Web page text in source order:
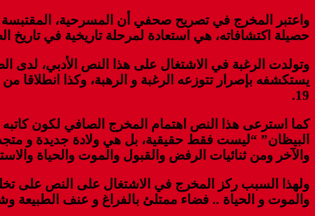
واعتبر المخرج في تصريح صحفي أن المسرحية،
حصيلة اكتشافاته، هي استعادة لمرحلة تاريخية في
وتولدت الرغبة في الاشتغال على هذا النص الأدبي،
يستكشفه بإصرار تتوزعه الرغبة و الرهبة، وكذا انطلاقا
19.
كما استرعى هذا النص اهتمام المخرج الصافي لكون
البيظان” “ليست فقط حقيقية، بل هي ولادة جديدة و
والآخر ومن ثنائيات الرفض والقبول والموت والحياة
ولهذا السبب ركز المخرج في الاشتغال على النص على
والموت و الحياة .. فضاء ممتلئ بالفراغ و عنف